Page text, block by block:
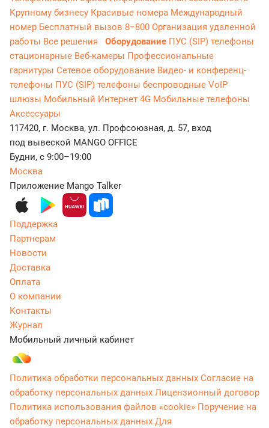
Крупному бизнесу Красивые номера Международный
номер Бесплатный вызов 8−800 Организация удаленной
работы Все решения Оборудование ПУС (SIP) телефоны
стационарные Веб-камеры Профессиональные
гарнитуры Сетевое оборудование Видео- и конференц-
телефоны ПУС (SIP) телефоны беспроводные VoIP
шлюзы Мобильный Интернет 4G Мобильные телефоны
Аксессуары
117420, г. Москва, ул. Профсоюзная, д. 57, вход
под вывеской MANGO OFFICE
Будни, с 9:00–19:00
Москва
Приложение Mango Talker
Поддержка
Партнерам
Новости
Доставка
Оплата
О компании
Контакты
Журнал
Мобильный личный кабинет
Политика обработки персональных данных Согласие на
обработку персональных данных Лицензионный договор
Политика использования файлов «cookie» Поручение на
обработку персональных данных Для